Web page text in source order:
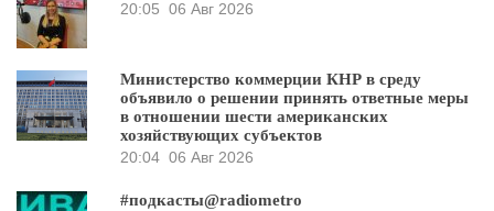
20:05 06 Авг 2026
Министерство коммерции КНР в среду
объявило о решении принять ответные меры
в отношении шести американских
хозяйствующих субъектов
20:04 06 Авг 2026
#подкасты@radiometro